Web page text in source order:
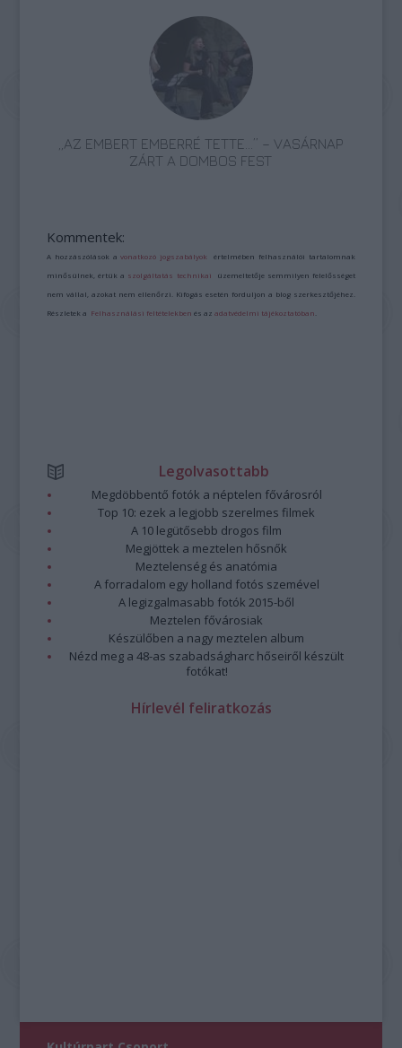
„AZ EMBERT EMBERRÉ TETTE…” – VASÁRNAP
ZÁRT A DOMBOS FEST
Kommentek:
A hozzászólások avonatkozó jogszabályok értelmében felhasználói tartalomnak
minősülnek, értük a szolgáltatás technikai üzemeltetője semmilyen felelősséget
nem vállal, azokat nem ellenőrzi. Kifogás esetén forduljon a blog szerkesztőjéhez.
Részletek a Felhasználási feltételekben és azadatvédelmi tájékoztatóban
Legolvasottabb
Megdöbbentő fotók a néptelen fővárosról
Top 10: ezek a legjobb szerelmes filmek
A 10 legütősebb drogos film
Megjöttek a meztelen hősnők
Meztelenség és anatómia
A forradalom egy holland fotós szemével
A legizgalmasabb fotók 2015-ből
Meztelen fővárosiak
Készülőben a nagy meztelen album
Nézd meg a 48-as szabadságharc hőseiről készült
fotókat!
Hírlevél feliratkozás